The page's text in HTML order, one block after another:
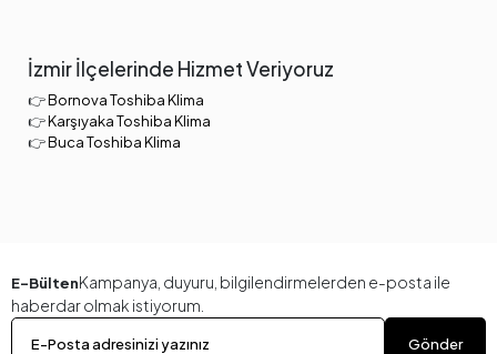
İzmir İlçelerinde Hizmet Veriyoruz
👉Bornova Toshiba Klima
👉Karşıyaka Toshiba Klima
👉Buca Toshiba Klima
E-BültenKampanya, duyuru, bilgilendirmelerden e-posta ile
haberdar olmak istiyorum.
Gönder